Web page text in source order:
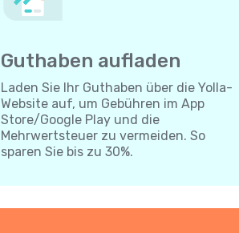
Guthaben aufladen
Laden Sie Ihr Guthaben über die Yolla-
Website auf, um Gebühren im App
Store/Google Play und die
Mehrwertsteuer zu vermeiden. So
sparen Sie bis zu 30%.